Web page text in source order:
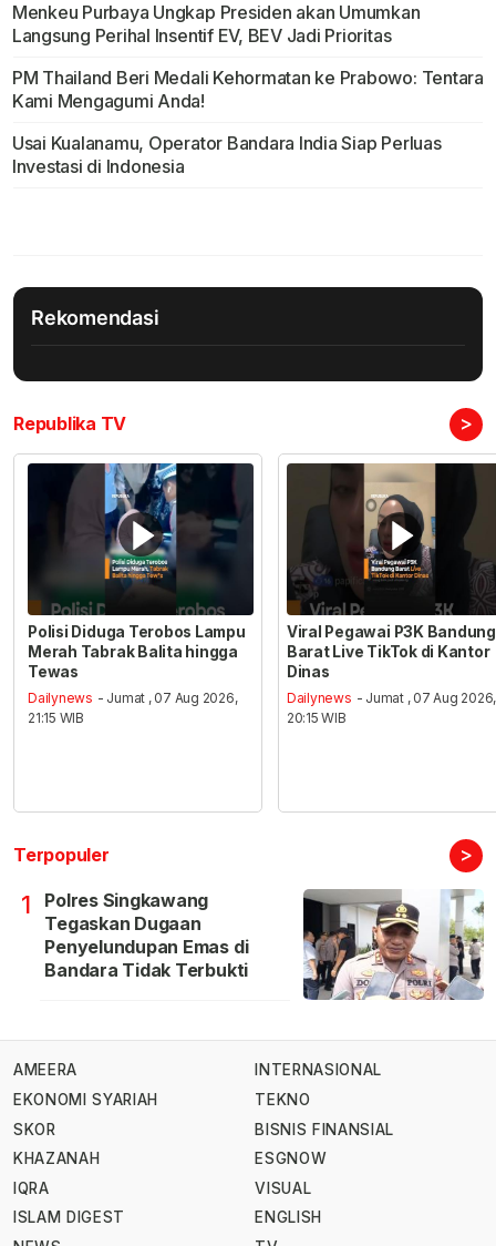
Menkeu Purbaya Ungkap Presiden akan Umumkan
Langsung Perihal Insentif EV, BEV Jadi Prioritas
PM Thailand Beri Medali Kehormatan ke Prabowo: Tentara
Kami Mengagumi Anda!
Usai Kualanamu, Operator Bandara India Siap Perluas
Investasi di Indonesia
Rekomendasi
Republika TV >
Polisi Diduga Terobos Lampu
Merah Tabrak Balita hingga
Tewas
Dailynews - Jumat , 07 Aug 2026,
21:15 WIB
Viral Pegawai P3K Bandung
Barat Live TikTok di Kantor
Dinas
Dailynews - Jumat , 07 Aug 2026,
20:15 WIB
Terpopuler >
1
Polres Singkawang
Tegaskan Dugaan
Penyelundupan Emas di
Bandara Tidak Terbukti
AMEERA
EKONOMI SYARIAH
SKOR
KHAZANAH
IQRA
ISLAM DIGEST
INTERNASIONAL
TEKNO
BISNIS FINANSIAL
ESGNOW
VISUAL
ENGLISH